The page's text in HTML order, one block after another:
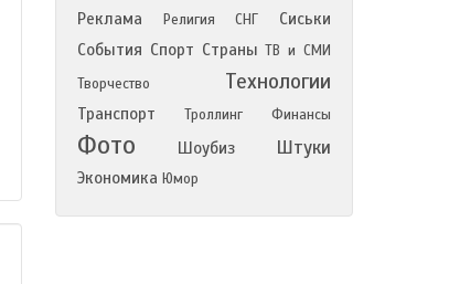
Реклама Религия СНГ
Сиськи
События Спорт Страны ТВ и СМИ
Творчество
Технологии
Транспорт Троллинг Финансы
Фото Шоубиз Штуки
Экономика Юмор